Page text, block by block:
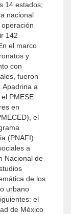
14 estados;
nacional
142
el marco
y
con
fueron
Apadrina a
PMESE
en
el
(PNAFI)
a
Nacional de
de los
urbano
el
de México